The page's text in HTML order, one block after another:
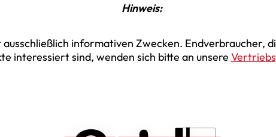
Hinweis:
ausschließlich informativen Zwecken. Endverbraucher,
interessiert sind, wenden sich bitte an unsere